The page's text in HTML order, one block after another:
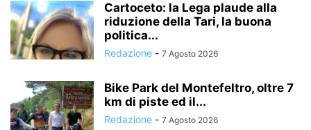
Cartoceto: la Lega plaude alla
riduzione della Tari, la buona
politica...
Redazione - 7 Agosto 2026
Bike Park del Montefeltro, oltre 7
km di piste ed il...
Redazione - 7 Agosto 2026